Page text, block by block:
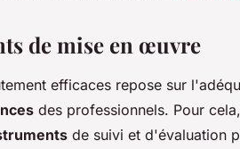
de mise en œuvre
efficaces repose sur
des professionnels. Pour
de suivi et d'évaluation